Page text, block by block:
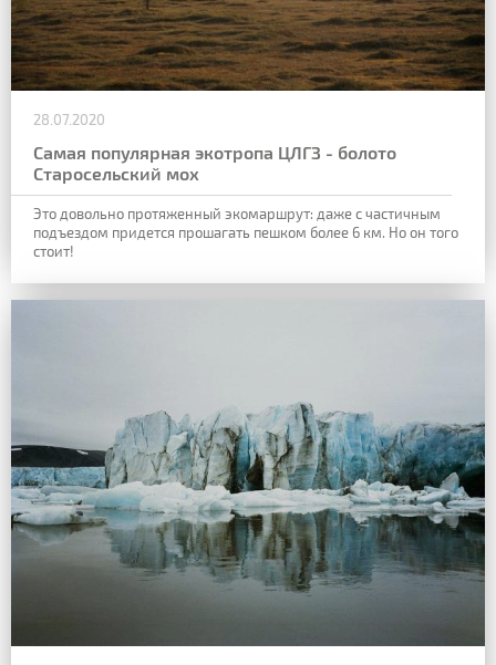
28.07.2020
Самая популярная экотропа ЦЛГЗ - болото
Старосельский мох
Это довольно протяженный экомаршрут: даже с частичным
подъездом придется прошагать пешком более 6 км. Но он того
стоит!